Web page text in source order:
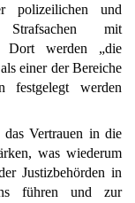
polizeilichen und
mit
Dort werden „die
einer der Bereiche
festgelegt werden
das Vertrauen in die
was wiederum
Justizbehörden in
führen und zur